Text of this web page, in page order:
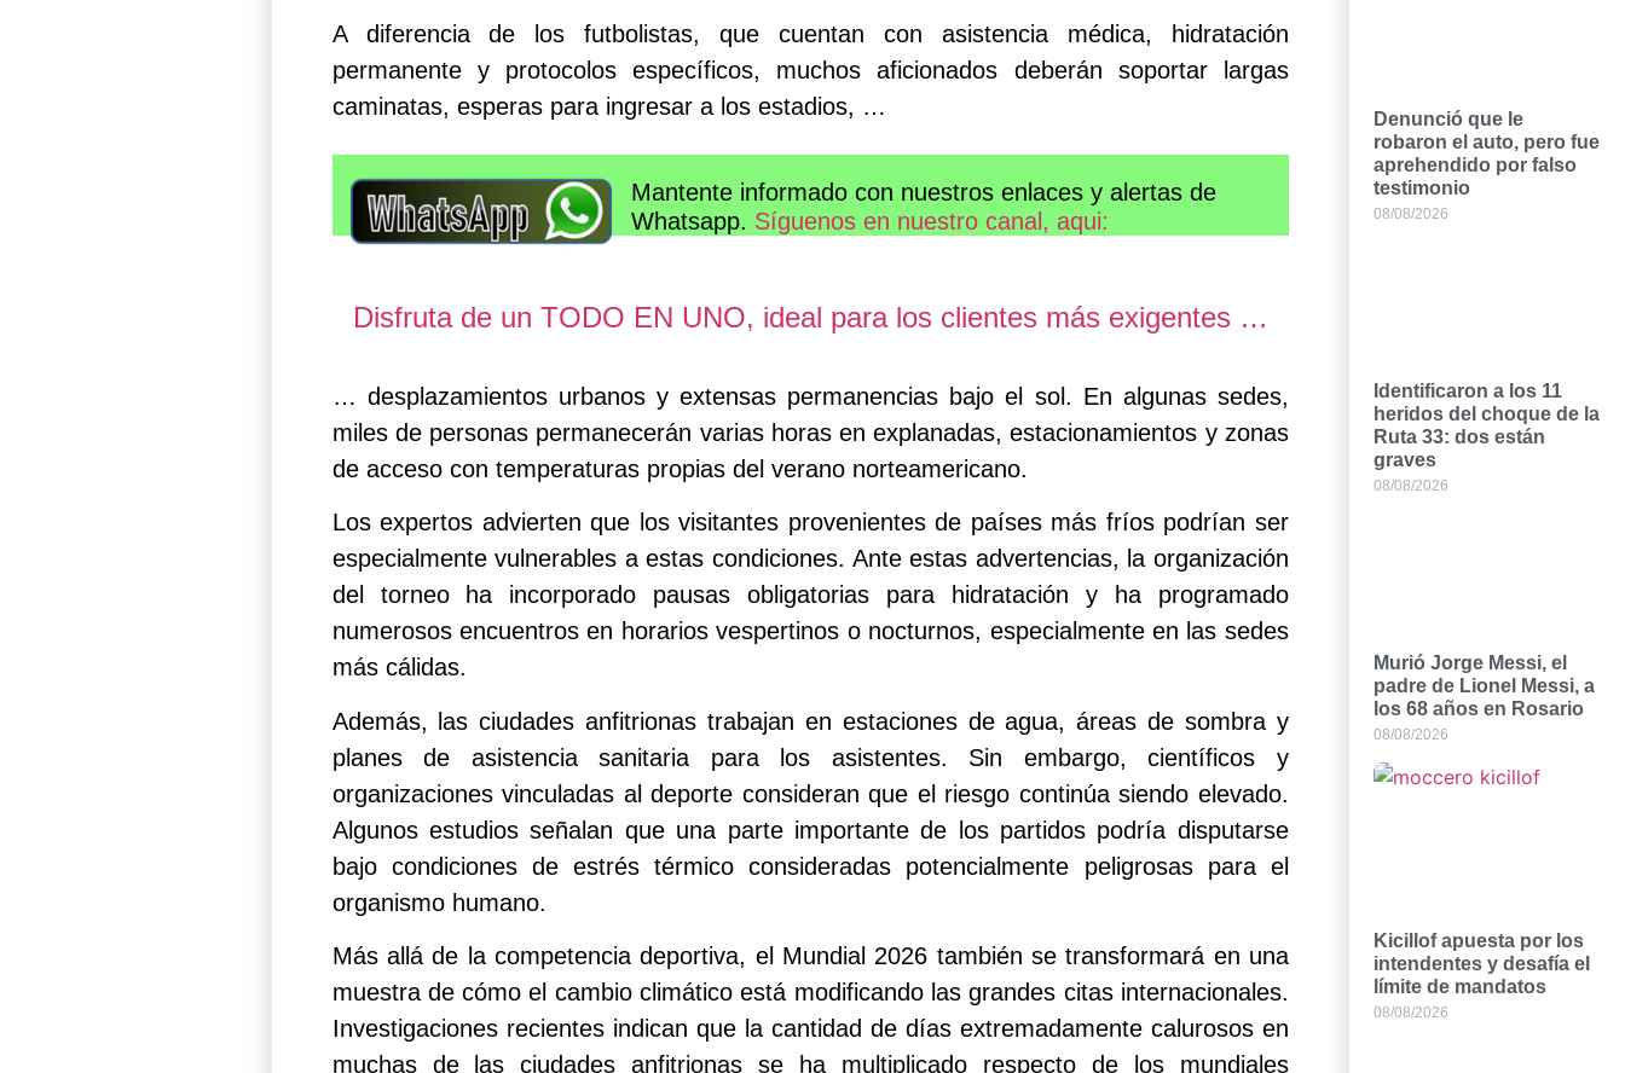
A diferencia de los futbolistas, que cuentan con asistencia médica, hidratación
permanente y protocolos específicos, muchos aficionados deberán soportar largas
caminatas, esperas para ingresar a los estadios, …
Mantente informado con nuestros enlaces y alertas de
Whatsapp. Síguenos en nuestro canal, aqui:
Disfruta de un TODO EN UNO, ideal para los clientes más exigentes …
… desplazamientos urbanos y extensas permanencias bajo el sol. En algunas sedes,
miles de personas permanecerán varias horas en explanadas, estacionamientos y zonas
de acceso con temperaturas propias del verano norteamericano.
Los expertos advierten que los visitantes provenientes de países más fríos podrían ser
especialmente vulnerables a estas condiciones. Ante estas advertencias, la organización
del torneo ha incorporado pausas obligatorias para hidratación y ha programado
numerosos encuentros en horarios vespertinos o nocturnos, especialmente en las sedes
más cálidas.
Además, las ciudades anfitrionas trabajan en estaciones de agua, áreas de sombra y
planes de asistencia sanitaria para los asistentes. Sin embargo, científicos y
organizaciones vinculadas al deporte consideran que el riesgo continúa siendo elevado.
Algunos estudios señalan que una parte importante de los partidos podría disputarse
bajo condiciones de estrés térmico consideradas potencialmente peligrosas para el
organismo humano.
Más allá de la competencia deportiva, el Mundial 2026 también se transformará en una
muestra de cómo el cambio climático está modificando las grandes citas internacionales.
Investigaciones recientes indican que la cantidad de días extremadamente calurosos en
muchas de las ciudades anfitrionas se ha multiplicado respecto de los mundiales
Denunció que le
robaron el auto, pero fue
aprehendido por falso
testimonio
08/08/2026
Identificaron a los 11
heridos del choque de la
Ruta 33: dos están
graves
08/08/2026
Murió Jorge Messi, el
padre de Lionel Messi, a
los 68 años en Rosario
08/08/2026
Kicillof apuesta por los
intendentes y desafía el
límite de mandatos
08/08/2026